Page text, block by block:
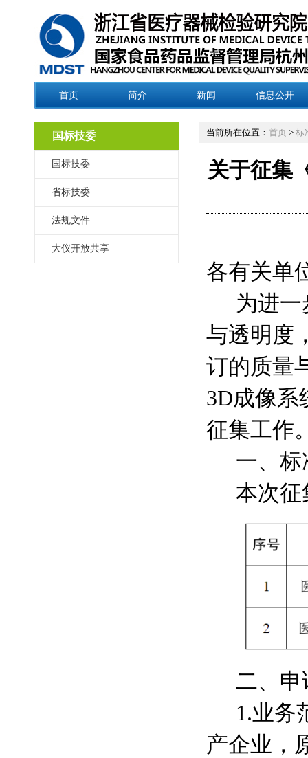
首页 简介 新闻 信息公开
国标技委
国标技委
省标技委
法规文件
大仪开放共享
当前所在位置： 首页 > 标
关于征集
各有关单
为进
与透明度
订的质量
3D成像系
征集工作
一、
本次征
二、申
1.业务
产企业，